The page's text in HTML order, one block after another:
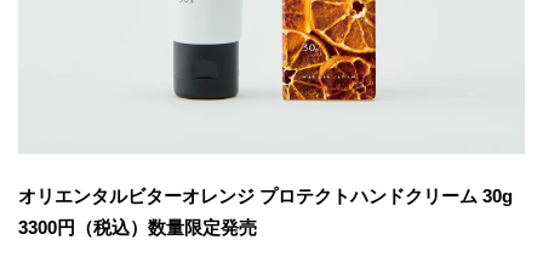
オリエンタルビターオレンジ プロテクトハンドクリーム 30g
3300円（税込）数量限定発売